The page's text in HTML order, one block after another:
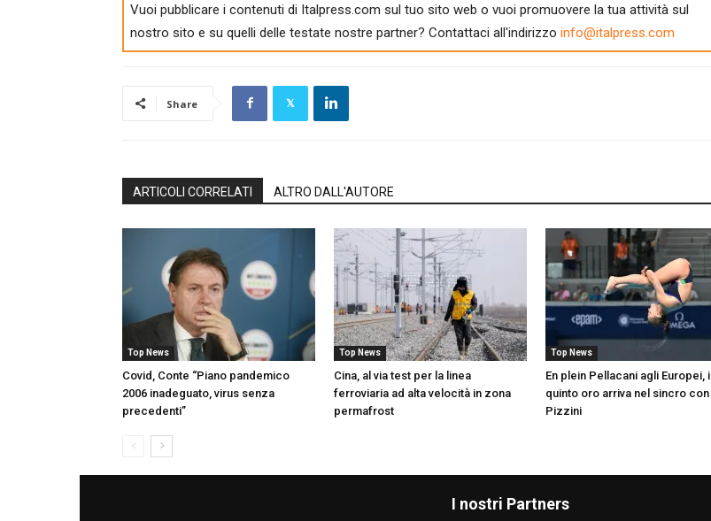
Vuoi pubblicare i contenuti di Italpress.com sul tuo sito web o vuoi promuovere la tua attività sul
nostro sito e su quelli delle testate nostre partner? Contattaci all'indirizzo info@italpress.com
Share
ARTICOLI CORRELATI ALTRO DALL'AUTORE
Top News
Covid, Conte “Piano pandemico
2006 inadeguato, virus senza
precedenti”
Top News
Cina, al via test per la linea
ferroviaria ad alta velocità in zona
permafrost
Top News
En plein Pellacani agli Europei, il
quinto oro arriva nel sincro con
Pizzini
I nostri Partners